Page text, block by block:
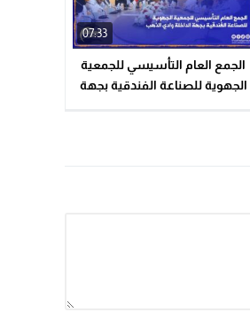
07:33
الجمع العام التأسيسي للجمعية
الجهوية للصناعة الفندقية بجهة